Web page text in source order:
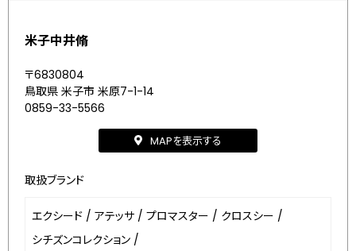
米子中井脩
〒6830804
鳥取県 米子市 米原7-1-14
0859-33-5566
MAPを表示する
取扱ブランド
エクシード / アテッサ / プロマスター / クロスシー /
シチズンコレクション /